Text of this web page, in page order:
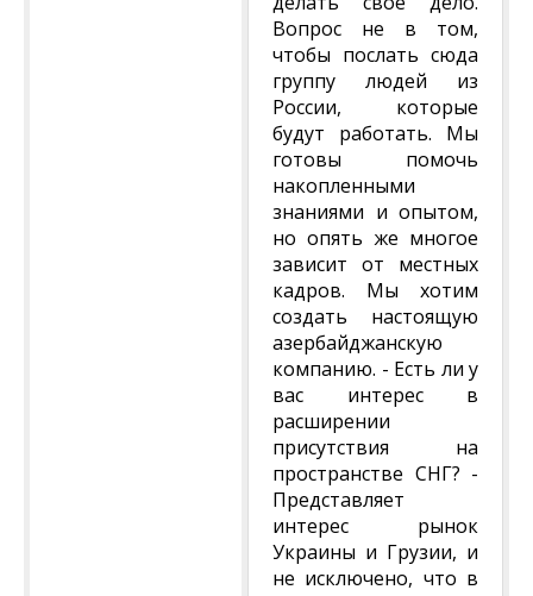
Вопрос не в том,
чтобы послать сюда
группу людей из
России, которые
будут работать. Мы
готовы помочь
накопленными
знаниями и опытом,
но опять же многое
зависит от местных
кадров. Мы хотим
создать настоящую
азербайджанскую
компанию. - Есть ли у
вас интерес в
расширении
присутствия на
пространстве СНГ? -
Представляет
интерес рынок
Украины и Грузии, и
не исключено, что в